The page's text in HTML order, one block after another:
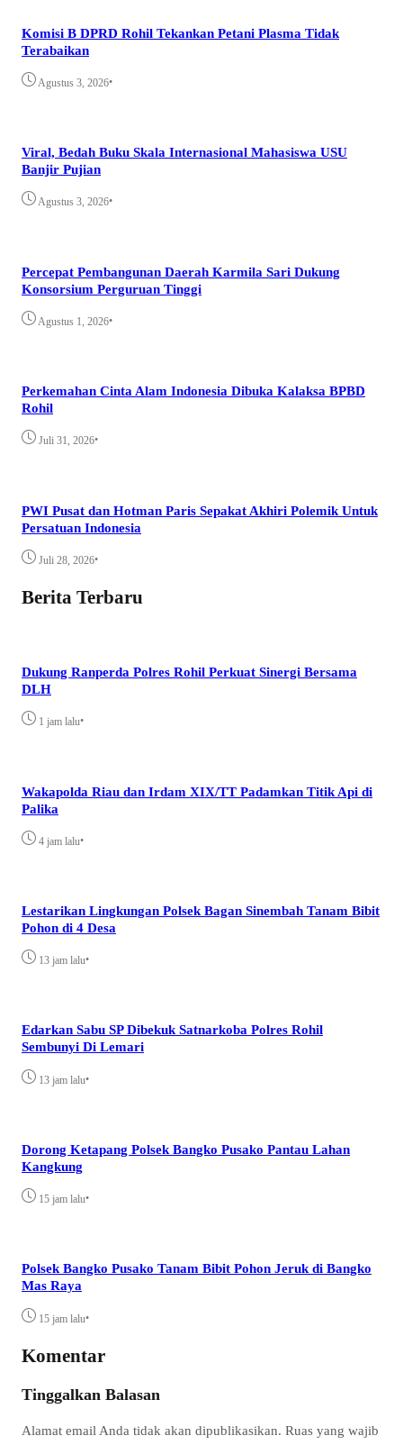
Komisi B DPRD Rohil Tekankan Petani Plasma Tidak
Terabaikan
Agustus 3, 2026•
Viral, Bedah Buku Skala Internasional Mahasiswa USU
Banjir Pujian
Agustus 3, 2026•
Percepat Pembangunan Daerah Karmila Sari Dukung
Konsorsium Perguruan Tinggi
Agustus 1, 2026•
Perkemahan Cinta Alam Indonesia Dibuka Kalaksa BPBD
Rohil
Juli 31, 2026•
PWI Pusat dan Hotman Paris Sepakat Akhiri Polemik Untuk
Persatuan Indonesia
Juli 28, 2026•
Berita Terbaru
Dukung Ranperda Polres Rohil Perkuat Sinergi Bersama
DLH
1 jam lalu•
Wakapolda Riau dan Irdam XIX/TT Padamkan Titik Api di
Palika
4 jam lalu•
Lestarikan Lingkungan Polsek Bagan Sinembah Tanam Bibit
Pohon di 4 Desa
13 jam lalu•
Edarkan Sabu SP Dibekuk Satnarkoba Polres Rohil
Sembunyi Di Lemari
13 jam lalu•
Dorong Ketapang Polsek Bangko Pusako Pantau Lahan
Kangkung
15 jam lalu•
Polsek Bangko Pusako Tanam Bibit Pohon Jeruk di Bangko
Mas Raya
15 jam lalu•
Komentar
Tinggalkan Balasan
Alamat email Anda tidak akan dipublikasikan. Ruas yang wajib